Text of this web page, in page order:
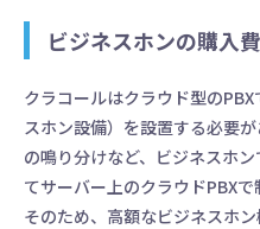
ビジネスホンの購入
クラコールはクラウド型の
スホン設備）を設置する必要
の鳴り分けなど、ビジネスホ
てサーバー上のクラウドPBXで
そのため、高額なビジネスホ